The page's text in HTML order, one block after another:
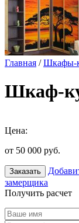
Главная /Шкафы-
Шкаф-
Цена:
от 50 000 руб.
Заказать
замерщика
Получить расчет